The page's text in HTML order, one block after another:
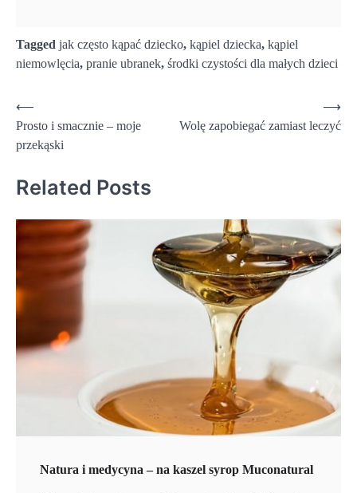
Tagged jak często kąpać dziecko, kąpiel dziecka, kąpiel
niemowlęcia, pranie ubranek, środki czystości dla małych dzieci
Nawigacja
wpisu
⟵
Prosto i smacznie – moje
przekąski
Wolę zapobiegać zamiast leczyć
⟶
Related Posts
Natura i medycyna – na kaszel syrop Muconatural